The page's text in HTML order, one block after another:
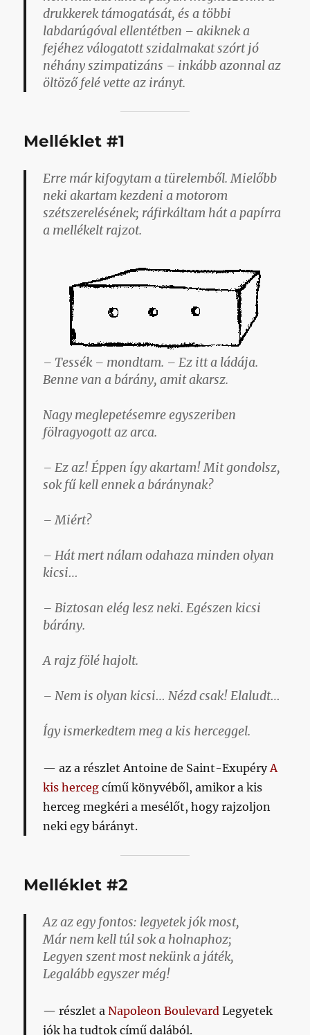
drukkerek támogatását, és a többi
labdarúgóval ellentétben – akiknek a
fejéhez válogatott szidalmakat szórt jó
néhány szimpatizáns – inkább azonnal az
öltöző felé vette az irányt.
Melléklet #1
Erre már kifogytam a türelemből. Mielőbb
neki akartam kezdeni a motorom
szétszerelésének; ráfirkáltam hát a papírra
a mellékelt rajzot.
– Tessék – mondtam. – Ez itt a ládája.
Benne van a bárány, amit akarsz.
Nagy meglepetésemre egyszeriben
fölragyogott az arca.
– Ez az! Éppen így akartam! Mit gondolsz,
sok fű kell ennek a báránynak?
– Miért?
– Hát mert nálam odahaza minden olyan
kicsi…
– Biztosan elég lesz neki. Egészen kicsi
bárány.
A rajz fölé hajolt.
– Nem is olyan kicsi… Nézd csak! Elaludt…
Így ismerkedtem meg a kis herceggel.
az a részlet Antoine de Saint-Exupéry A
kis herceg című könyvéből, amikor a kis
herceg megkéri a mesélőt, hogy rajzoljon
neki egy bárányt.
Melléklet #2
Az az egy fontos: legyetek jók most,
Már nem kell túl sok a holnaphoz;
Legyen szent most nekünk a játék,
Legalább egyszer még!
részlet aNapoleon Boulevard Legyetek
jók ha tudtok című dalából.